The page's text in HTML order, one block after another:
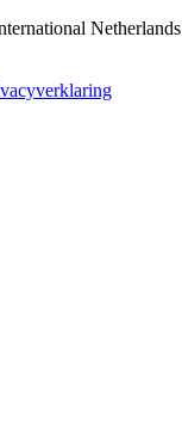
Netherlands